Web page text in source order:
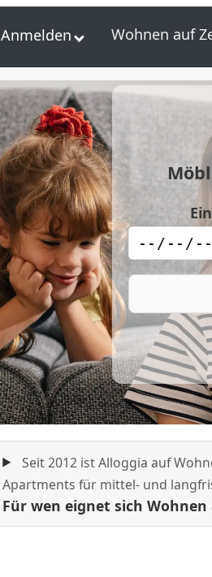
Anmelden Wohnen auf
Seit 2012 ist Alloggia auf
Apartments für mittel- und
Für wen eignet sich Wohnen